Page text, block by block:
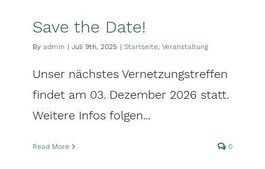
Save the Date!
By admin | Juli 9th, 2025 | Startseite, Veranstaltung
Unser nächstes Vernetzungstreffen
findet am 03. Dezember 2026 statt.
Weitere Infos folgen...
Read More 0